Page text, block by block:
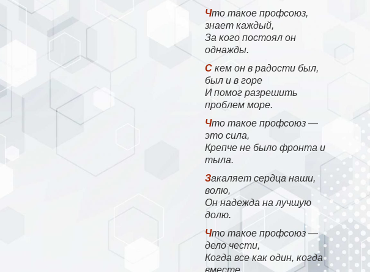
Что такое профсоюз,
знает каждый,
За кого постоял он
однажды.
С кем он в радости был,
был и в горе
И помог разрешить
проблем море.
Что такое профсоюз —
это сила,
Крепче не было фронта и
тыла.
Закаляет сердца наши,
волю,
Он надежда на лучшую
долю.
Что такое профсоюз —
дело чести,
Когда все как один, когда
вместе.